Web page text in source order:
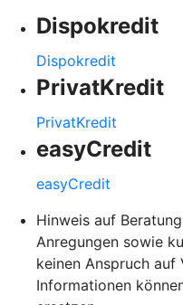
Dispokredit
Dispokredit
PrivatKredit
PrivatKredit
easyCredit
easyCredit
Hinweis auf
Anregungen sowie
keinen Anspruch
Informationen